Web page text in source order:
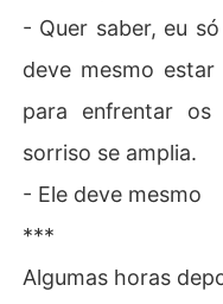
- Quer saber, eu
deve mesmo
para enfrentar
sorriso se amplia.
- Ele deve mesmo
***
Algumas horas